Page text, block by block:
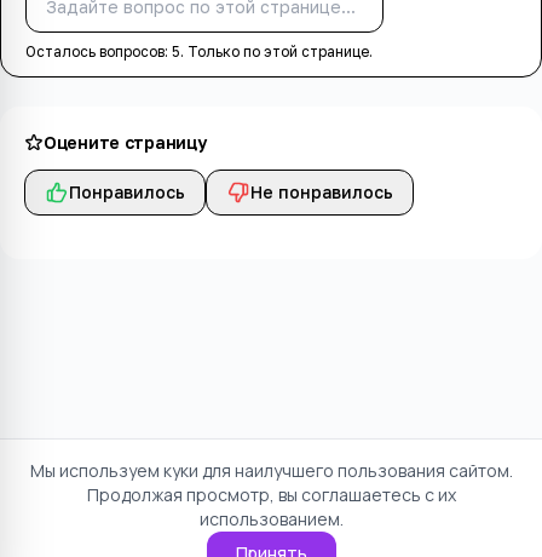
Осталось вопросов: 5. Только по этой странице.
Оцените страницу
Понравилось Не понравилось
Мы используем куки для наилучшего пользования сайтом.
Продолжая просмотр, вы соглашаетесь с их
использованием.